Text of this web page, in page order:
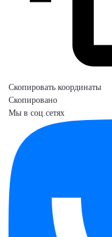
Скопировать координаты
Скопировано
Мы в соц.сетях